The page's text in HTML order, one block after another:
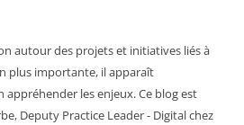
autour des projets et initiatives liés à
plus importante, il apparaît
appréhender les enjeux. Ce blog est
Deputy Practice Leader - Digital chez